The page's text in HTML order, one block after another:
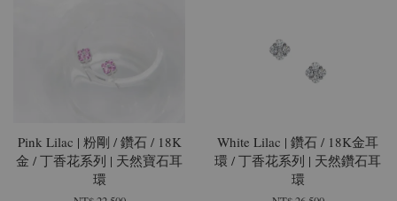
Pink Lilac | 粉剛 / 鑽石 / 18K
金 / 丁香花系列 | 天然寶石耳
環
White Lilac | 鑽石 / 18K金耳
環 / 丁香花系列 | 天然鑽石耳
環